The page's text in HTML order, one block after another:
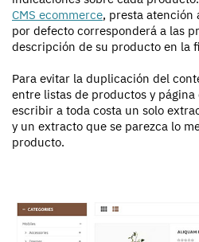
CMS ecommerce, presta atención
por defecto corresponderá a las
descripción de su producto en la
Para evitar la duplicación del
entre listas de productos y
escribir a toda costa un solo
y un extracto que se parezca lo
producto.